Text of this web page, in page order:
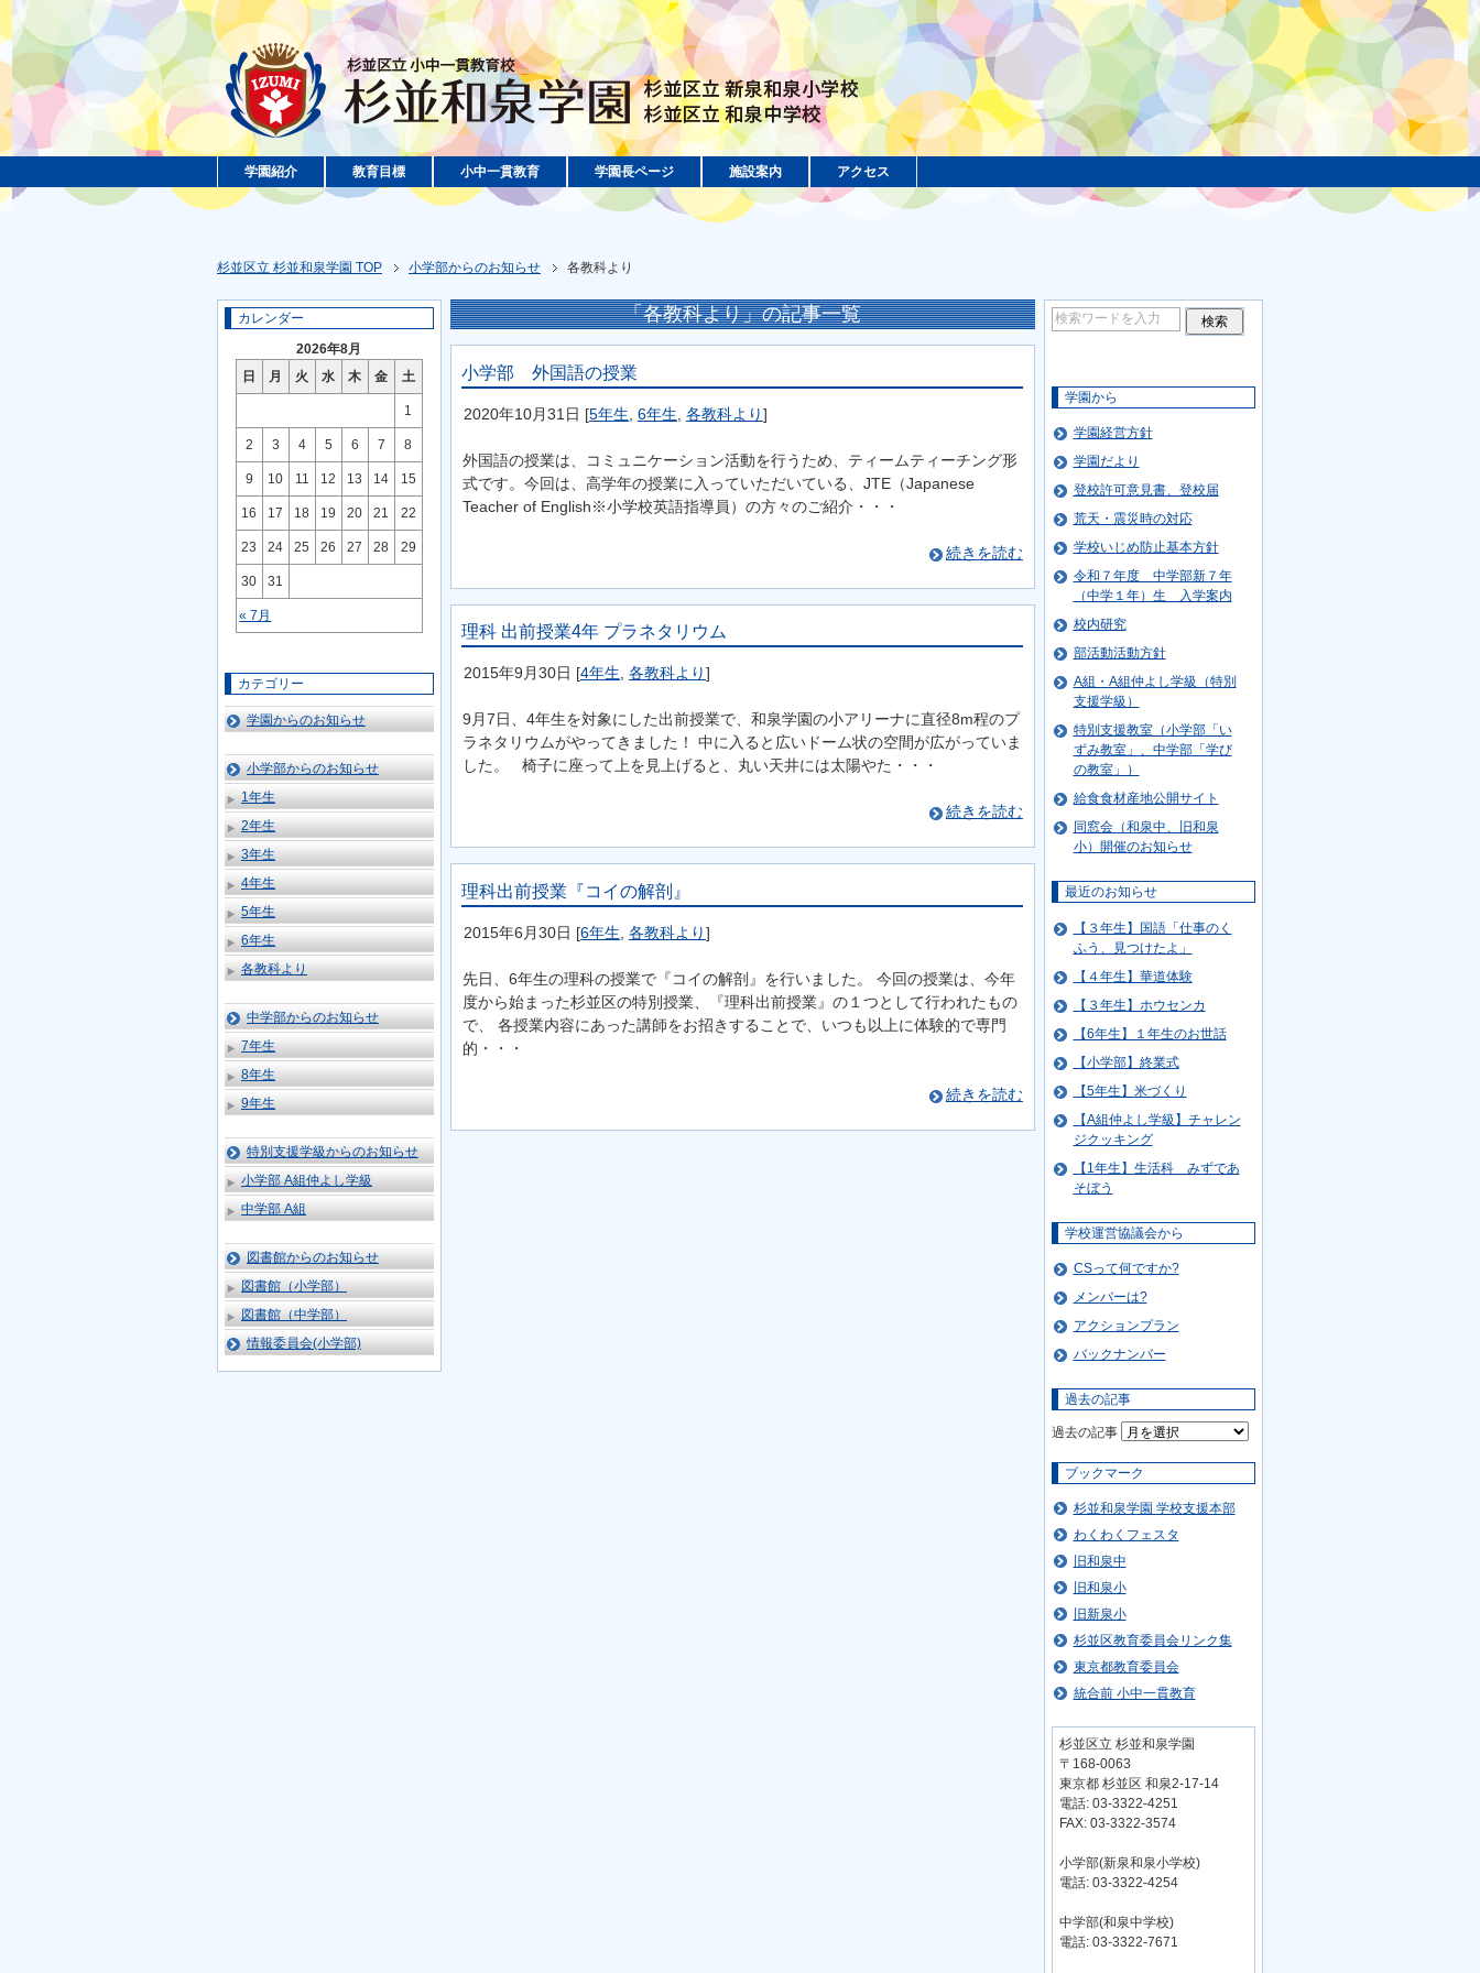
学園紹介 教育目標 小中一貫教育 学園長ページ 施設案内 アクセス
杉並区立 杉並和泉学園 TOP 小学部からのお知らせ 各教科より
「各教科より」の記事一覧
小学部 外国語の授業
2020年10月31日 [5年生 6年生 各教科より]
外国語の授業は、コミュニケーション活動を行うため、ティームティーチング形
式です。今回は、高学年の授業に入っていただいている、JTE（Japanese
Teacher of English※小学校英語指導員）の方々のご紹介・・・
続きを読む
理科 出前授業4年 プラネタリウム
2015年9月30日 [4年生 各教科より]
9月7日、4年生を対象にした出前授業で、和泉学園の小アリーナに直径8m程のプ
ラネタリウムがやってきました！ 中に入ると広いドーム状の空間が広がっていま
した。 椅子に座って上を見上げると、丸い天井には太陽やた・・・
続きを読む
理科出前授業『コイの解剖』
2015年6月30日 [6年生 各教科より]
先日、6年生の理科の授業で『コイの解剖』を行いました。 今回の授業は、今年
度から始まった杉並区の特別授業、『理科出前授業』の１つとして行われたもの
で、 各授業内容にあった講師をお招きすることで、いつも以上に体験的で専門
的・・・
続きを読む
カレンダー
2026年8月
日
月 火 水 木 金 土
« 7月
1
2 3 4 5 6 7 8
9 10 11 12 13 14 15
16 17 18 19 20 21 22
23 24 25 26 27 28 29
30 31
カテゴリー
学園からのお知らせ
小学部からのお知らせ
1年生
2年生
3年生
4年生
5年生
6年生
各教科より
中学部からのお知らせ
7年生
8年生
9年生
特別支援学級からのお知らせ
小学部 A組仲よし学級
中学部 A組
図書館からのお知らせ
図書館（小学部）
図書館（中学部）
情報委員会(小学部)
学園から
学園経営方針
学園だより
登校許可意見書、登校届
荒天・震災時の対応
学校いじめ防止基本方針
令和７年度 中学部新７年
（中学１年）生 入学案内
校内研究
部活動活動方針
A組・A組仲よし学級（特別
支援学級）
特別支援教室（小学部「い
ずみ教室」、中学部「学び
の教室」）
給食食材産地公開サイト
同窓会（和泉中、旧和泉
小）開催のお知らせ
最近のお知らせ
【３年生】国語「仕事のく
ふう、見つけたよ」
【４年生】華道体験
【３年生】ホウセンカ
【6年生】１年生のお世話
【小学部】終業式
【5年生】米づくり
【A組仲よし学級】チャレン
ジクッキング
【1年生】生活科 みずであ
そぼう
学校運営協議会から
CSって何ですか?
メンバーは?
アクションプラン
バックナンバー
過去の記事
過去の記事
ブックマーク
杉並和泉学園 学校支援本部
わくわくフェスタ
旧和泉中
旧和泉小
旧新泉小
杉並区教育委員会リンク集
東京都教育委員会
統合前 小中一貫教育
杉並区立 杉並和泉学園
〒168-0063
東京都 杉並区 和泉2-17-14
電話: 03-3322-4251
FAX: 03-3322-3574
小学部(新泉和泉小学校)
電話: 03-3322-4254
中学部(和泉中学校)
電話: 03-3322-7671